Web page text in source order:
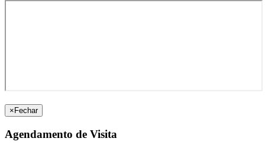
× Fechar
Agendamento de Visita